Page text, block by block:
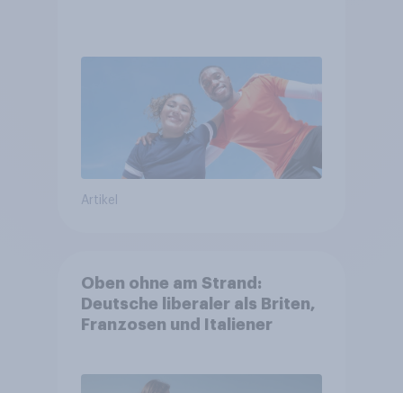
Artikel
Oben ohne am Strand:
Deutsche liberaler als Briten,
Franzosen und Italiener